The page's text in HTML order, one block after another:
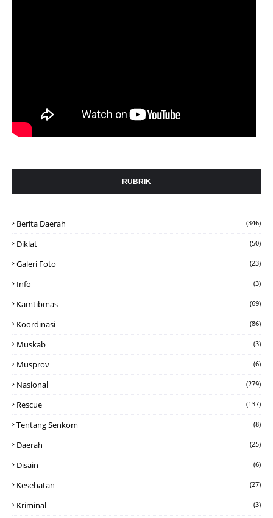
RUBRIK
Berita Daerah (346)
Diklat (50)
Galeri Foto (23)
Info (3)
Kamtibmas (69)
Koordinasi (86)
Muskab (3)
Musprov (6)
Nasional (279)
Rescue (137)
Tentang Senkom (8)
Daerah (25)
Disain (6)
Kesehatan (27)
Kriminal (3)